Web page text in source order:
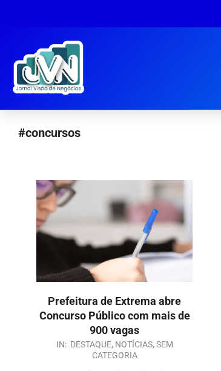
#concursos
Prefeitura de Extrema abre
Concurso Público com mais de
900 vagas
IN: DESTAQUE, NOTÍCIAS, SEM
CATEGORIA